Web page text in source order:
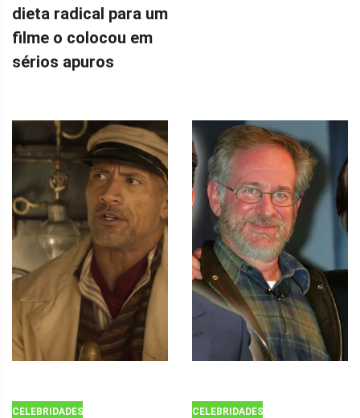
dieta radical para um
filme o colocou em
sérios apuros
CELEBRIDADES CELEBRIDADES